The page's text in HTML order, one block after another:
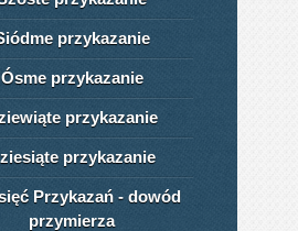
przykazanie
Ósme przykazanie
przykazanie
przykazanie
Przykazań - dowód
przymierza